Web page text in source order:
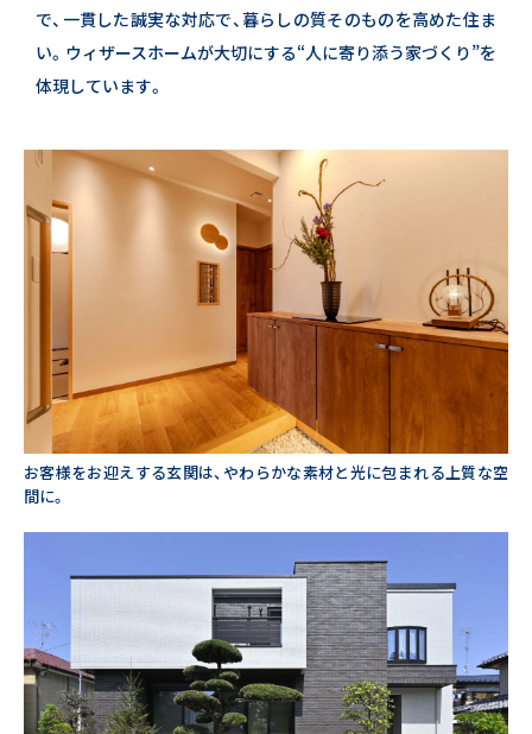
で、一貫した誠実な対応で、暮らしの質そのものを高めた住ま
い。 ウィザースホームが大切にする“人に寄り添う家づくり”を
体現しています。
お客様をお迎えする玄関は、やわらかな素材と光に包まれる上質な空
間に。